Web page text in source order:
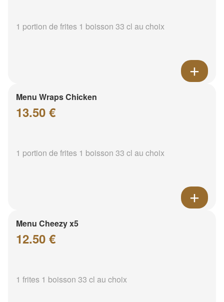
1 portion de frites 1 boisson 33 cl au choix
Menu Wraps Chicken
13.50 €
1 portion de frites 1 boisson 33 cl au choix
Menu Cheezy x5
12.50 €
1 frites 1 boisson 33 cl au choix